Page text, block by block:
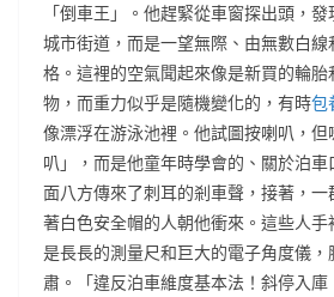
「倒車王」。他趕緊從車窗探出頭，
城市街道，而是一望無際、由無數白
格。這裡的空氣聞起來像是新買的輪
物，而重力似乎是隨機變化的，有時包
像漂浮在游泳池裡。他試圖按喇叭，
叭」，而是他童年時學會的、關於泊
面八方傳來了刺耳的剎車聲，接著，
著白色安全帽的人朝他衝來。這些人
是長長的測量尺和巨大的電子角度儀
肅。「違反泊車維度基本法！斜停入